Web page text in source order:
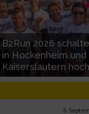
B2Run 2026
in Hockenheim und
Kaiserslautern hoch
3.